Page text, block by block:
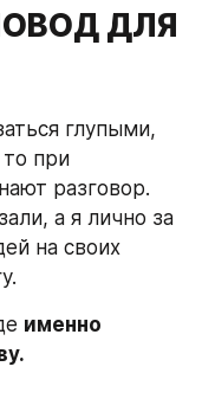
ДЛЯ
глупыми,
то при
разговор.
а я лично за
на своих
именно